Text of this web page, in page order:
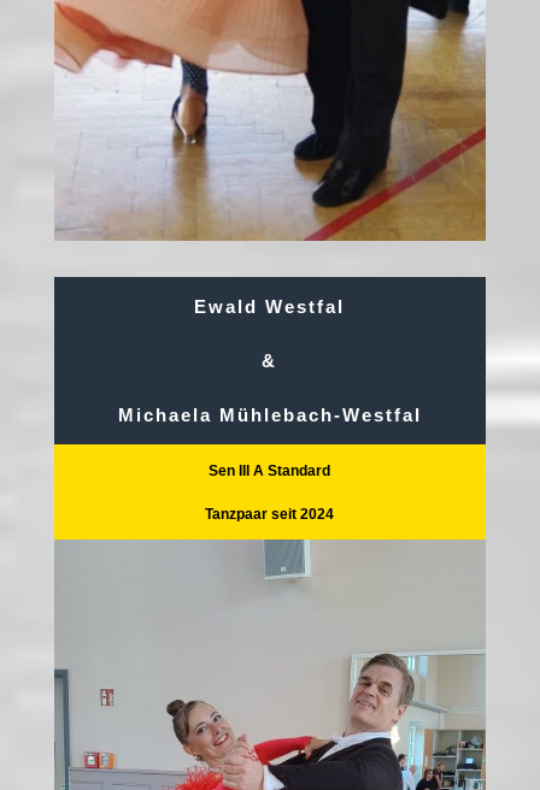
Ewald Westfal
&
Michaela Mühlebach-Westfal
Sen III A Standard
Tanzpaar seit 2024